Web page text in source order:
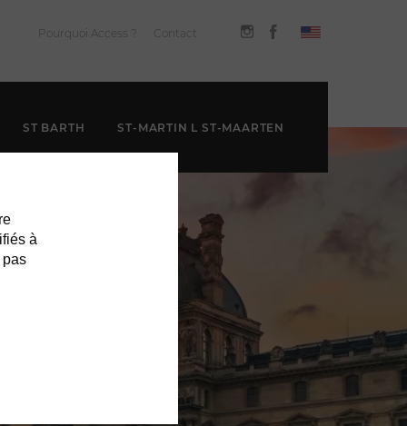
Pourquoi Access ? Contact
ST BARTH ST-MARTIN L ST-MAARTEN
à
pas